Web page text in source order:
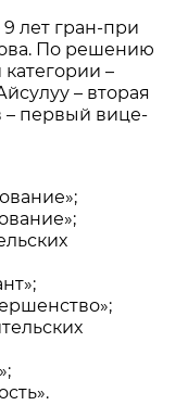
лет гран-при
По решению
–
– вторая
– первый вице-